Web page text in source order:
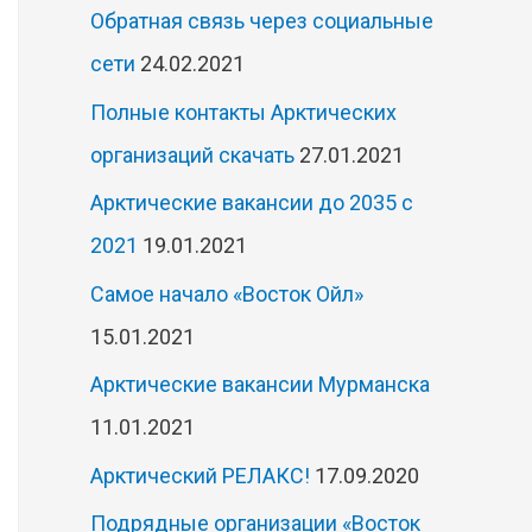
Обратная связь через социальные
сети 24.02.2021
Полные контакты Арктических
организаций скачать 27.01.2021
Арктические вакансии до 2035 с
2021 19.01.2021
Самое начало «Восток Ойл»
15.01.2021
Арктические вакансии Мурманска
11.01.2021
Арктический РЕЛАКС! 17.09.2020
Подрядные организации «Восток